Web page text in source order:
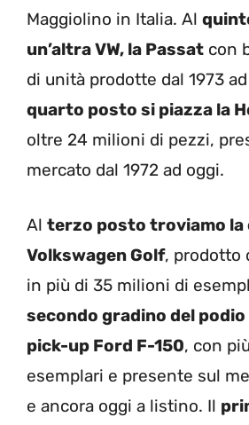
Maggiolino in Italia. Al
un’altra VW, la Passat con
di unità prodotte dal 1973
quarto posto si piazza la
oltre 24 milioni di pezzi,
mercato dal 1972 ad oggi.
Al terzo posto troviamo la
Volkswagen Golf, prodotto
in più di 35 milioni di
secondo gradino del
pick-up Ford F-150, con
esemplari e presente sul
e ancora oggi a listino. Il